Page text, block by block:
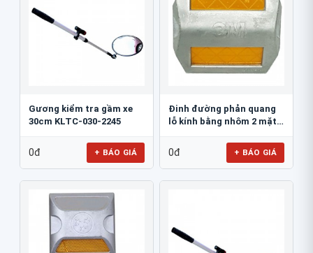
Gương kiểm tra gầm xe
30cm KLTC-030-2245
0đ + BÁO GIÁ
Đinh đường phản quang
lỗ kính bằng nhôm 2 mặt
0đ + BÁO GIÁ